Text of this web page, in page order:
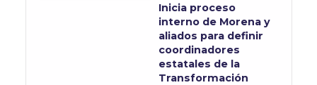
Inicia proceso
interno de Morena y
aliados para definir
coordinadores
estatales de la
Transformación